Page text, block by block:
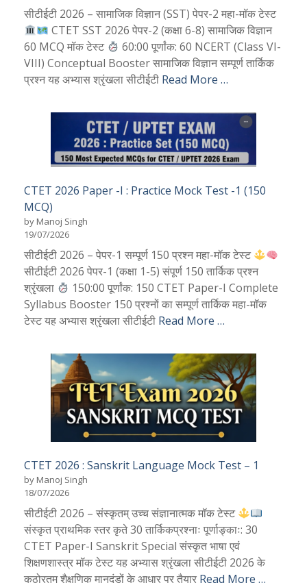
सीटीईटी 2026 – सामाजिक विज्ञान (SST) पेपर-2 महा-मॉक टेस्ट
CTET SST 2026 पेपर-2 (कक्षा 6-8) सामाजिक विज्ञान
60 MCQ मॉक टेस्ट
60:00 पूर्णांक: 60 NCERT (Class VI-
VIII) Conceptual Booster सामाजिक विज्ञान सम्पूर्ण तार्किक
प्रश्न यह अभ्यास श्रृंखला सीटीईटी Read More …
CTET 2026 Paper -I : Practice Mock Test -1 (150
MCQ)
by Manoj Singh
19/07/2026
सीटीईटी 2026 – पेपर-1 सम्पूर्ण 150 प्रश्न महा-मॉक टेस्ट
सीटीईटी 2026 पेपर-1 (कक्षा 1-5) संपूर्ण 150 तार्किक प्रश्न
श्रृंखला
150:00 पूर्णांक: 150 CTET Paper-I Complete
Syllabus Booster 150 प्रश्नों का सम्पूर्ण तार्किक महा-मॉक
टेस्ट यह अभ्यास श्रृंखला सीटीईटी Read More …
CTET 2026 : Sanskrit Language Mock Test – 1
by Manoj Singh
18/07/2026
सीटीईटी 2026 – संस्कृतम् उच्च संज्ञानात्मक मॉक टेस्ट
संस्कृत प्राथमिक स्तर कृते 30 तार्किकप्रश्नाः पूर्णाङ्काः: 30
CTET Paper-I Sanskrit Special संस्कृत भाषा एवं
शिक्षणशास्त्र मॉक टेस्ट यह अभ्यास श्रृंखला सीटीईटी 2026 के
कठोरतम शैक्षणिक मानदंडों के आधार पर तैयार Read More …